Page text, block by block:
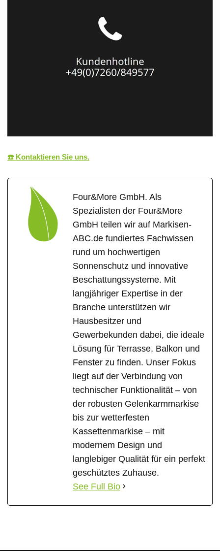
☎️ Kontaktieren Sie uns.
Four&More GmbH. Als
Spezialisten der Four&More
GmbH teilen wir auf Markisen-
ABC.de fundiertes Fachwissen
rund um hochwertigen
Sonnenschutz und innovative
Beschattungssysteme. Mit
langjähriger Expertise in der
Branche unterstützen wir
Hausbesitzer und
Gewerbekunden dabei, die ideale
Lösung für Terrasse, Balkon und
Fenster zu finden. Unser Fokus
liegt auf der Verbindung von
technischer Funktionalität – von
der robusten Gelenkarmmarkise
bis zur wetterfesten
Kassettenmarkise – mit
modernem Design und
langlebiger Qualität für ein perfekt
geschütztes Zuhause.
See Full Bio